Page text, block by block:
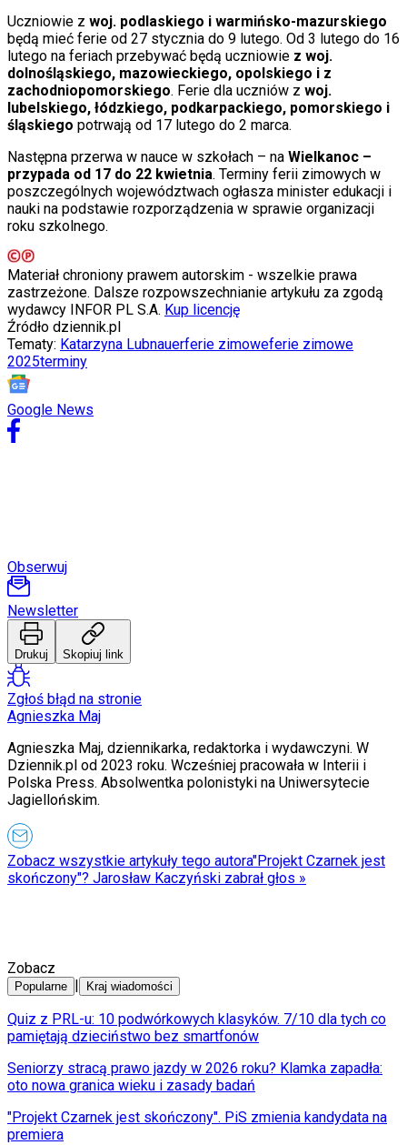
Recenzje
Rozrywka
Technologia
Aktualności
Aplikacje mobilne
Gry
Internet
Programy
Sprzęt
Muzyka
Aktualności
Koncerty
Kultura
Aktualności
Książki
Sztuka
Teatr
Magia
Numerologia
Sennik
Uczniowie z woj. podlaskiego i warmińsko-mazurskiego
będą mieć ferie od 27 stycznia do 9 lutego. Od 3 lutego do 16
lutego na feriach przebywać będą uczniowie z woj.
dolnośląskiego, mazowieckiego, opolskiego i z
zachodniopomorskiego. Ferie dla uczniów z woj.
lubelskiego, łódzkiego, podkarpackiego, pomorskiego i
śląskiego potrwają od 17 lutego do 2 marca.
Następna przerwa w nauce w szkołach – na Wielkanoc –
przypada od 17 do 22 kwietnia. Terminy ferii zimowych w
poszczególnych województwach ogłasza minister edukacji i
nauki na podstawie rozporządzenia w sprawie organizacji
roku szkolnego.
Materiał chroniony prawem autorskim - wszelkie prawa
zastrzeżone. Dalsze rozpowszechnianie artykułu za zgodą
wydawcy INFOR PL S.A. Kup licencję
Źródło dziennik.pl
Tematy: Katarzyna Lubnauerferie zimoweferie zimowe
2025terminy
Google News
Obserwuj
Newsletter
Drukuj Skopiuj link
Zgłoś błąd na stronie
Agnieszka Maj
Agnieszka Maj, dziennikarka, redaktorka i wydawczyni. W
Dziennik.pl od 2023 roku. Wcześniej pracowała w Interii i
Polska Press. Absolwentka polonistyki na Uniwersytecie
Jagiellońskim.
Zobacz wszystkie artykuły tego autora"Projekt Czarnek jest
skończony"? Jarosław Kaczyński zabrał głos »
Zobacz
Popularne | Kraj wiadomości
Quiz z PRL-u: 10 podwórkowych klasyków. 7/10 dla tych co
pamiętają dzieciństwo bez smartfonów
Seniorzy stracą prawo jazdy w 2026 roku? Klamka zapadła:
oto nowa granica wieku i zasady badań
"Projekt Czarnek jest skończony". PiS zmienia kandydata na
premiera